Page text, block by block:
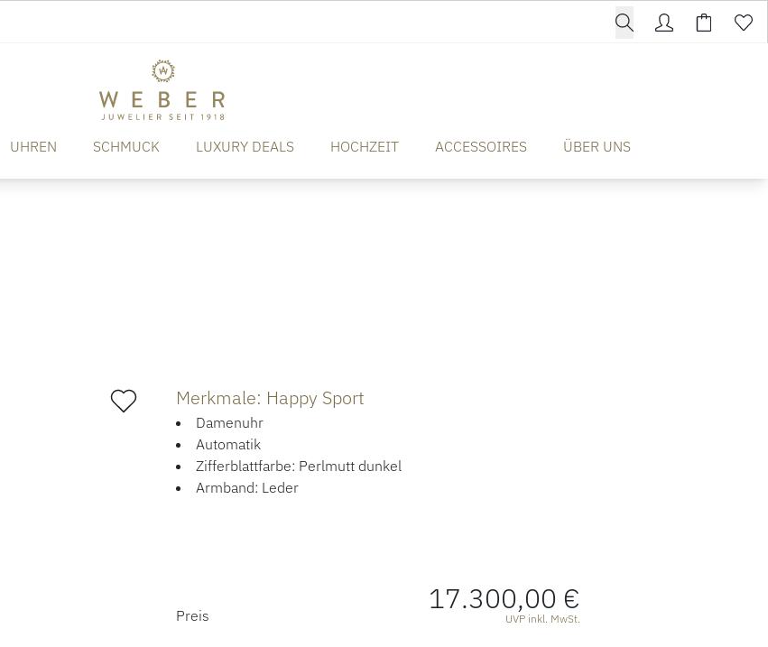
UHREN SCHMUCK LUXURY DEALS HOCHZEIT ACCESSOIRES ÜBER UNS
Merkmale: Happy Sport
Damenuhr
Automatik
Zifferblattfarbe: Perlmutt dunkel
Armband: Leder
PREISINFORMATIONEN
Preis 17.300,00 €
UVP inkl. MwSt.